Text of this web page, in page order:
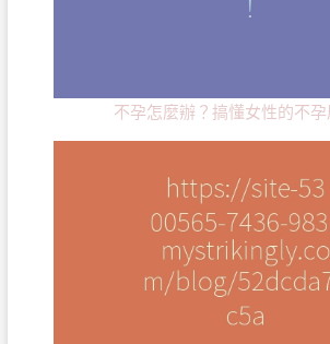
不孕怎麼辦？搞懂女性的不孕